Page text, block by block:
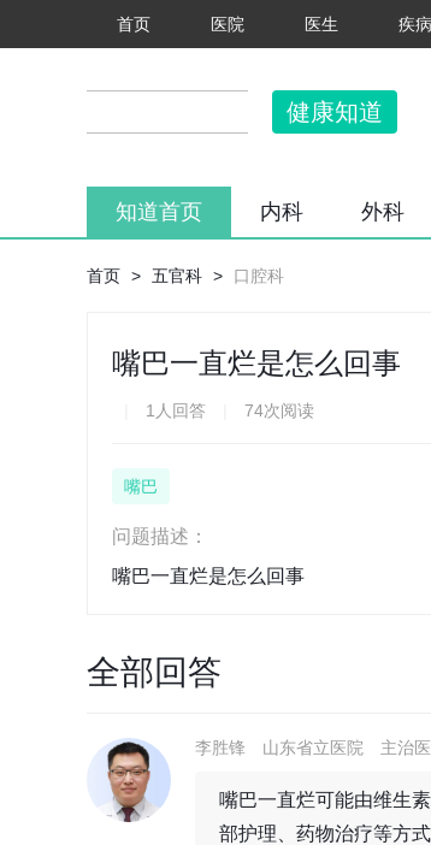
首页 医院 医生 疾病
健康知道
知道首页 内科 外科
首页 > 五官科 > 口腔科
嘴巴一直烂是怎么回事
1人回答 74次阅读
嘴巴
问题描述：
嘴巴一直烂是怎么回事
全部回答
李胜锋 山东省立医院 主治
嘴巴一直烂可能由维生
部护理、药物治疗等方式